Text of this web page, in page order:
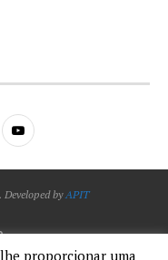
byAPIT
proporcionar uma